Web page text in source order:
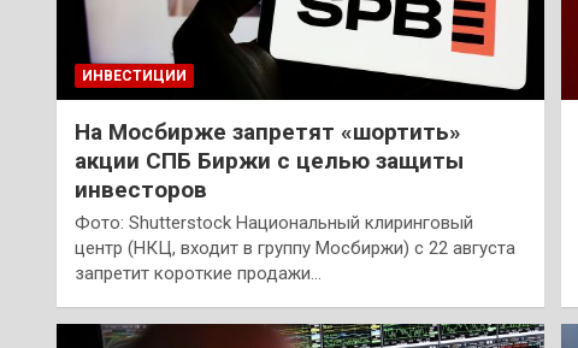
ИНВЕСТИЦИИ
На Мосбирже запретят «шортить»
акции СПБ Биржи с целью защиты
инвесторов
Фото: Shutterstock Национальный клиринговый
центр (НКЦ, входит в группу Мосбиржи) с 22 августа
запретит короткие продажи…